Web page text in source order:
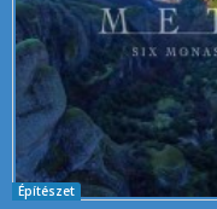
Építészet